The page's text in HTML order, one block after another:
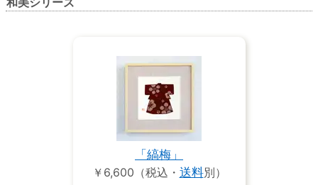
「縞梅」
￥6,600（税込・ 送料別）